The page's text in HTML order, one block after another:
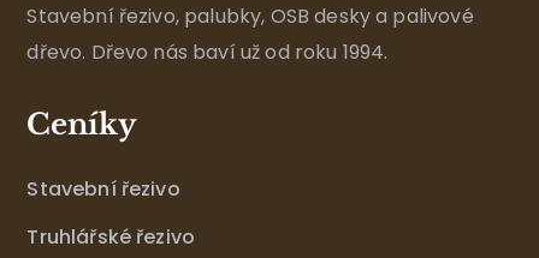
Stavební řezivo, palubky, OSB desky a palivové
dřevo. Dřevo nás baví už od roku 1994.
Ceníky
Stavební řezivo
Truhlářské řezivo